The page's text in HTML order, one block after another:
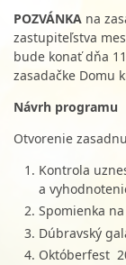
POZVÁNKA na
zastupiteľstva
bude konať dňa
zasadačke Domu
Návrh programu
Otvorenie
Kontrola
a
Spomienka na
Dúbravský
Októberfest